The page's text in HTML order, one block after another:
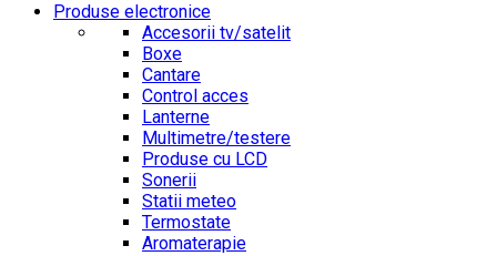
Produse electronice
Accesorii tv/satelit
Boxe
Cantare
Control acces
Lanterne
Multimetre/testere
Produse cu LCD
Sonerii
Statii meteo
Termostate
Aromaterapie